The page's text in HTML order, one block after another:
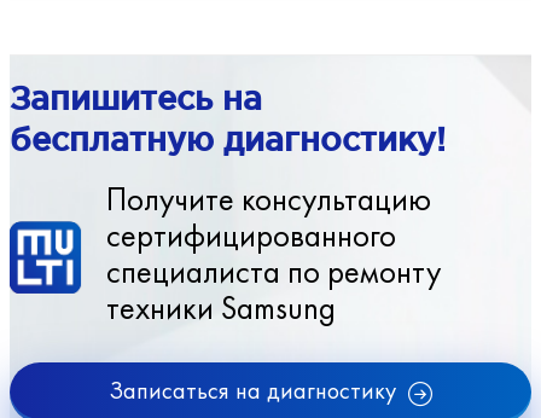
Запишитесь на
бесплатную диагностику!
Получите консультацию
сертифицированного
специалиста по ремонту
техники Samsung
Записаться на диагностику